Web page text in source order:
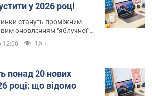
у 2026 році
стануть проміжним
оновленням "яблучної"
12:00 1,5 т.
понад 20 нових
році: що відомо